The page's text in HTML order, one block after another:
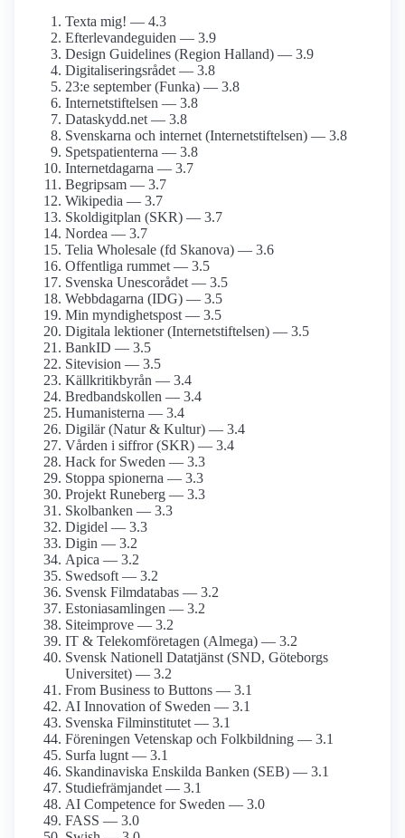
Texta mig! — 4.3
Efterlevande­guiden — 3.9
Design Guidelines (Region Halland) — 3.9
Digitaliseringsrådet — 3.8
23:e september (Funka) — 3.8
Internet­stiftelsen — 3.8
Dataskydd.net — 3.8
Svenskarna och internet (Internetstiftelsen) — 3.8
Spetspatienterna — 3.8
Internetdagarna — 3.7
Begripsam — 3.7
Wikipedia — 3.7
Skoldigitplan (SKR) — 3.7
Nordea — 3.7
Telia Wholesale (fd Skanova) — 3.6
Offentliga rummet — 3.5
Svenska Unescorådet — 3.5
Webbdagarna (IDG) — 3.5
Min myndighets­post — 3.5
Digitala lektioner (Internetstiftelsen) — 3.5
BankID — 3.5
Sitevision — 3.5
Källkritikbyrån — 3.4
Bredbands­kollen — 3.4
Humanisterna — 3.4
Digilär (Natur & Kultur) — 3.4
Vården i siffror (SKR) — 3.4
Hack for Sweden — 3.3
Stoppa spionerna — 3.3
Projekt Runeberg — 3.3
Skolbanken — 3.3
Digidel — 3.3
Digin — 3.2
Apica — 3.2
Swedsoft — 3.2
Svensk Film­databas — 3.2
Estonia­samlingen — 3.2
Siteimprove — 3.2
IT & Telekom­företagen (Almega) — 3.2
Svensk Nationell Datatjänst (SND, Göteborgs
Universitet) — 3.2
From Business to Buttons — 3.1
AI Innovation of Sweden — 3.1
Svenska Film­institutet — 3.1
Föreningen Vetenskap och Folkbildning — 3.1
Surfa lugnt — 3.1
Skandinaviska Enskilda Banken (SEB) — 3.1
Studiefrämjandet — 3.1
AI Competence for Sweden — 3.0
FASS — 3.0